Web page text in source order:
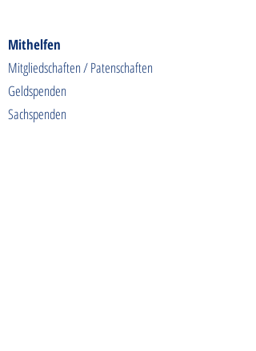
Mithelfen
Mitgliedschaften / Patenschaften
Geldspenden
Sachspenden